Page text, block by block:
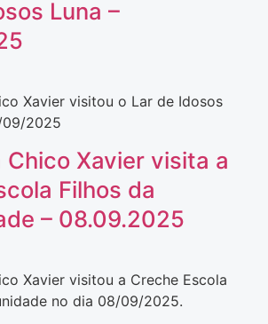
Luna –
Xavier visitou o Lar de Idosos
09/2025
Chico Xavier visita a
Filhos da
– 08.09.2025
Xavier visitou a Creche Escola
no dia 08/09/2025.